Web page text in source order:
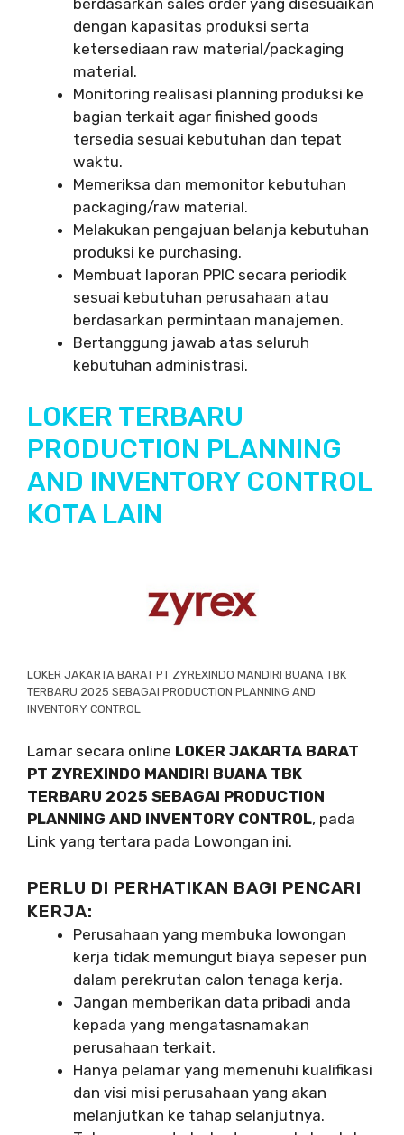
berdasarkan sales order yang disesuaikan
dengan kapasitas produksi serta
ketersediaan raw material/packaging
material.
Monitoring realisasi planning produksi ke
bagian terkait agar finished goods
tersedia sesuai kebutuhan dan tepat
waktu.
Memeriksa dan memonitor kebutuhan
packaging/raw material.
Melakukan pengajuan belanja kebutuhan
produksi ke purchasing.
Membuat laporan PPIC secara periodik
sesuai kebutuhan perusahaan atau
berdasarkan permintaan manajemen.
Bertanggung jawab atas seluruh
kebutuhan administrasi.
LOKER TERBARU
PRODUCTION PLANNING
AND INVENTORY CONTROL
KOTA LAIN
LOKER JAKARTA BARAT PT ZYREXINDO MANDIRI BUANA TBK
TERBARU 2025 SEBAGAI PRODUCTION PLANNING AND
INVENTORY CONTROL
Lamar secara online LOKER JAKARTA BARAT
PT ZYREXINDO MANDIRI BUANA TBK
TERBARU 2025 SEBAGAI PRODUCTION
PLANNING AND INVENTORY CONTROL, pada
Link yang tertara pada Lowongan ini.
PERLU DI PERHATIKAN BAGI PENCARI
KERJA:
Perusahaan yang membuka lowongan
kerja tidak memungut biaya sepeser pun
dalam perekrutan calon tenaga kerja.
Jangan memberikan data pribadi anda
kepada yang mengatasnamakan
perusahaan terkait.
Hanya pelamar yang memenuhi kualifikasi
dan visi misi perusahaan yang akan
melanjutkan ke tahap selanjutnya.